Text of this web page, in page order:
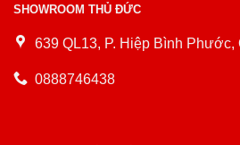
SHOWROOM THỦ ĐỨC
639 QL13, P. Hiệp Bình
0888746438